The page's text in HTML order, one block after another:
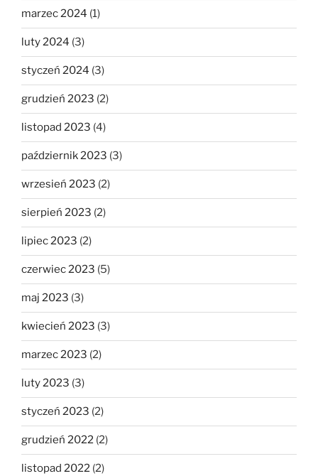
marzec 2024 (1)
luty 2024 (3)
styczeń 2024 (3)
grudzień 2023 (2)
listopad 2023 (4)
październik 2023 (3)
wrzesień 2023 (2)
sierpień 2023 (2)
lipiec 2023 (2)
czerwiec 2023 (5)
maj 2023 (3)
kwiecień 2023 (3)
marzec 2023 (2)
luty 2023 (3)
styczeń 2023 (2)
grudzień 2022 (2)
listopad 2022 (2)